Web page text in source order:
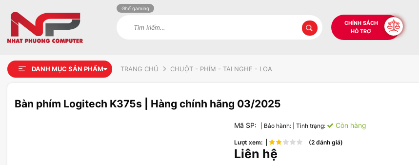
Ghế gaming
CHÍNH SÁCH
HỖ TRỢ
DANH MỤC SẢN PHẨM TRANG CHỦ CHUỘT - PHÍM - TAI NGHE - LOA
Bàn phím Logitech K375s | Hàng chính hãng 03/2025
Mã SP: | Bảo hành: | Tình trạng: Còn hàng
Lượt xem: | (2 đánh giá)
Liên hệ